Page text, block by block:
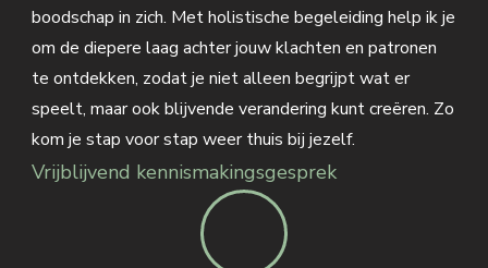
boodschap in zich. Met holistische begeleiding help ik je
om de diepere laag achter jouw klachten en patronen
te ontdekken, zodat je niet alleen begrijpt wat er
speelt, maar ook blijvende verandering kunt creëren. Zo
kom je stap voor stap weer thuis bij jezelf.
Vrijblijvend kennismakingsgesprek